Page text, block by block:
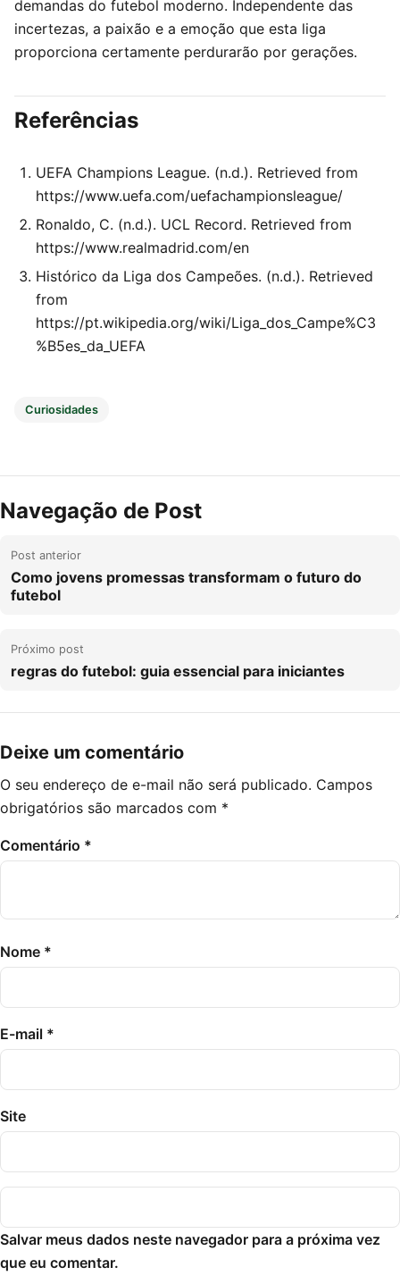
demandas do futebol moderno. Independente das
incertezas, a paixão e a emoção que esta liga
proporciona certamente perdurarão por gerações.
Referências
UEFA Champions League. (n.d.). Retrieved from
https://www.uefa.com/uefachampionsleague/
Ronaldo, C. (n.d.). UCL Record. Retrieved from
https://www.realmadrid.com/en
Histórico da Liga dos Campeões. (n.d.). Retrieved
from
https://pt.wikipedia.org/wiki/Liga_dos_Campe%C3
%B5es_da_UEFA
Curiosidades
Navegação de Post
Post anterior
Como jovens promessas transformam o futuro do
futebol
Próximo post
regras do futebol: guia essencial para iniciantes
Deixe um comentário
O seu endereço de e-mail não será publicado. Campos
obrigatórios são marcados com *
Comentário *
Nome *
E-mail *
Site
Salvar meus dados neste navegador para a próxima vez
que eu comentar.